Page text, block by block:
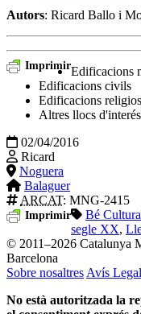
Autors: Ricard Ballo i
ImprimirEdificacions
Edificacions civils
Edificacions
Altres llocs d'interés
02/04/2016
Ricard
Noguera
Balaguer
ARCAT: MNG-2415
Imprimir Bé
segle XX,
© 2011–2026 Catalunya
Barcelona
Sobre nosaltres Avís Legal
No està autoritzada la